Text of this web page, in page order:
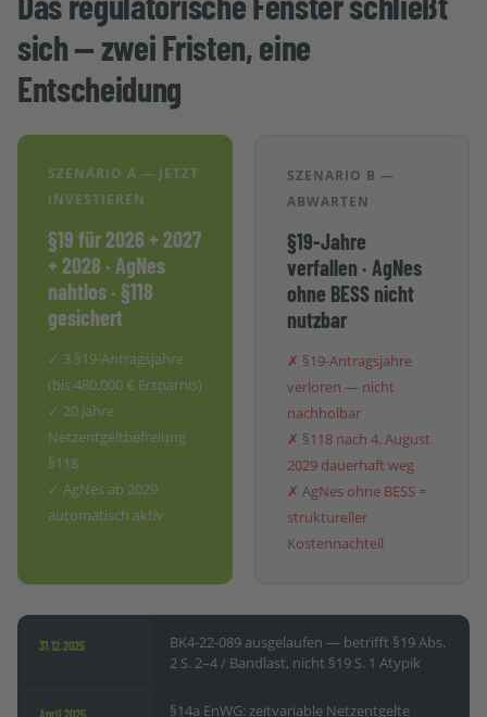
sich — zwei Fristen, eine
Entscheidung
SZENARIO A — JETZT
INVESTIEREN
§19 für 2026 + 2027
+ 2028 · AgNes
nahtlos · §118
gesichert
✓ 3 §19-Antragsjahre
(bis 480.000 € Ersparnis)
✓ 20 Jahre
Netzentgeltbefreiung
§118
✓ AgNes ab 2029
automatisch aktiv
SZENARIO B —
ABWARTEN
§19-Jahre
verfallen · AgNes
ohne BESS nicht
nutzbar
✗ §19-Antragsjahre
verloren — nicht
nachholbar
✗ §118 nach 4. August
2029 dauerhaft weg
✗ AgNes ohne BESS =
struktureller
Kostennachteil
31.12.2025
BK4-22-089 ausgelaufen — betrifft §19 Abs.
2 S. 2–4 / Bandlast, nicht §19 S. 1 Atypik
April 2025 §14a EnWG: zeitvariable Netzentgelte